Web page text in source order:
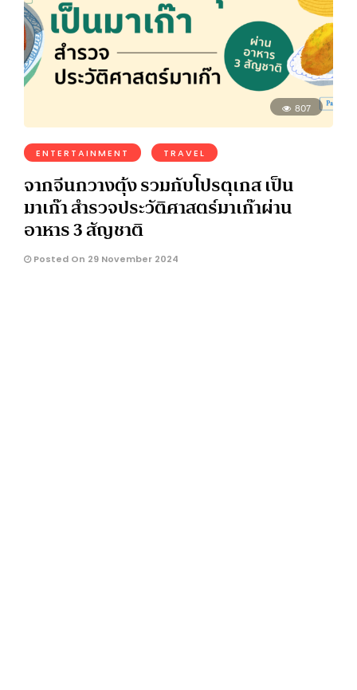
807
ENTERTAINMENT TRAVEL
จากจีนกวางตุ้ง รวมกับโปรตุเกส เป็น
มาเก๊า สำรวจประวัติศาสตร์มาเก๊าผ่าน
อาหาร 3 สัญชาติ
Posted On 29 November 2024